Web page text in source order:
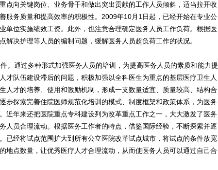
点向关键岗位、业务骨干和做出突出贡献的工作人员倾斜，适当拉开收
服务质量和提高效率的积极性。2009年10月1日起，已经开始在专业公
单位实施绩效工资。此外，也注意合理确定医务人员工作负荷。根据医
解决护理等人员的编制问题，缓解医务人员超负荷工作的状况。
。通过多种形式加强医务人员的培训，为提高医务人员的素质和能力提
才队伍建设滞后的问题，积极加强以全科医生为重点的基层医疗卫生人
人才的培养、使用和激励机制，形成一支数量适宜、质量较高、结构合
步探索完善住院医师规范化培训的模式、制度框架和政策体系，为医务
近年来还把医院重点专科建设列为改革重点工作之一，大大激发了医务
人员合理流动。根据医务工作者的特点，借鉴国际经验，不断探索并逐
已经将试点范围扩大到所有公立医院改革试点城市，将试点的条件放宽
地点数量，让优秀医疗人才合理流动，从而使医务人员可以通过自己合